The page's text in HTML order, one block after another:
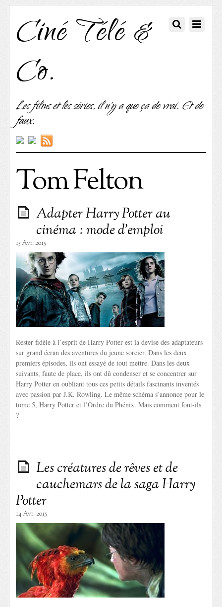
Ciné Télé &
Co.
Les films et les séries, il n'y a que ça de vrai. Et de
faux.
Tom Felton
Adapter Harry Potter au
cinéma : mode d’emploi
15 Avr. 2015
Rester fidèle à l’esprit de Harry Potter est la devise des adaptateurs
sur grand écran des aventures du jeune sorcier. Dans les deux
premiers épisodes, ils ont essayé de tout mettre. Dans les deux
suivants, faute de place, ils ont dû condenser et se concentrer sur
Harry Potter en oubliant tous ces petits détails fascinants inventés
avec passion par J.K. Rowling. Le même schéma s’annonce pour le
tome 5, Harry Potter et l’Ordre du Phénix. Mais comment font-ils
?
Les créatures de rêves et de
cauchemars de la saga Harry
Potter
14 Avr. 2015